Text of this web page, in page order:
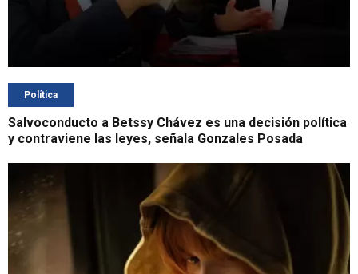
Política
Salvoconducto a Betssy Chávez es una decisión política
y contraviene las leyes, señala Gonzales Posada